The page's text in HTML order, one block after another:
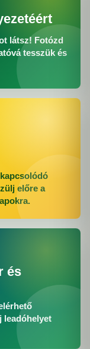
látsz! Fotózd
tesszük és
előre a
és
leadóhelyet